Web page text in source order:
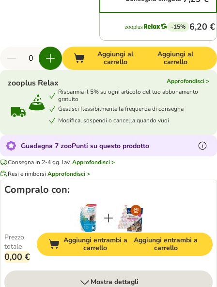
-15% 6,20 €
Aggiungi al
carrello
Aggiungi al
carrello
zooplus Relax
Approfondisci >
Risparmia il 5% su ogni articolo del tuo abbonamento
gratuito
Gestisci flessibilmente la frequenza di consegna
Modifica, sospendi o cancella quando vuoi
Guadagna 7 zooPunti su questo prodotto
Consegna in 2-4 gg. lav. Approfondisci >
Resi e rimborsi Approfondisci >
Compralo con:
Prezzo
totale
0,00 €
Aggiungi entrambi a
carrello
Aggiungi entrambi a
carrello
Mostra dettagli